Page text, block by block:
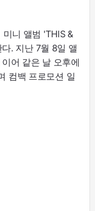
니 앨범 'THIS &
. 지난 7월 8일 앨
어 같은 날 오후에
컴백 프로모션 일